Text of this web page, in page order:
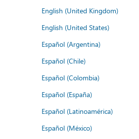
English (United Kingdom)
English (United States)
Español (Argentina)
Español (Chile)
Español (Colombia)
Español (España)
Español (Latinoamérica)
Español (México)